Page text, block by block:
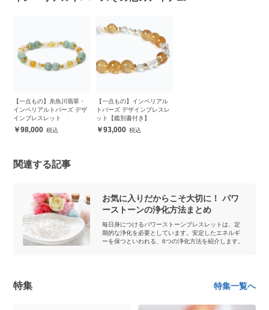
【一点もの】糸魚川翡翠・
インペリアルトパーズ デザ
インブレスレット
98,000
【一点もの】インペリアル
トパーズ デザインブレスレ
ット【鑑別書付き】
93,000
関連する記事
お気に入りだからこそ大切に！ パワ
ーストーンの浄化方法まとめ
毎日身につけるパワーストーンブレスレットは、定
期的な浄化を必要としています。安定したエネルギ
ーを保つといわれる、6つの浄化方法を紹介します。
特集 特集一覧へ